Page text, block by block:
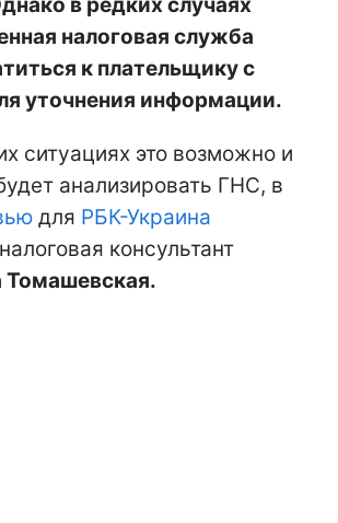
налоговая служба
к плательщику с
уточнения информации.
ситуациях это возможно и
анализировать ГНС, в
для РБК-Украина
консультант
Томашевская.